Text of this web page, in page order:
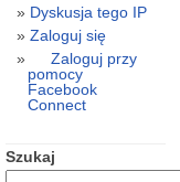
Dyskusja tego IP
Zaloguj się
Zaloguj przy
pomocy
Facebook
Connect
Szukaj